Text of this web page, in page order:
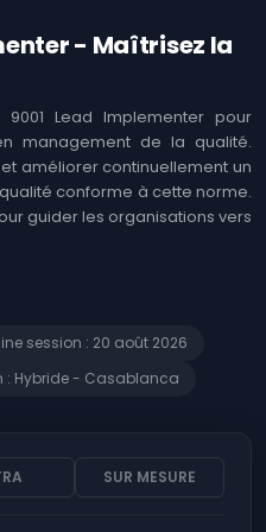
opportunités offertes
par l'Intelligence
Immersion en IA :
Techniques et Usages
L'art de prompter les
Intelligences
Microsoft 365 -
pour Microsoft Copilot
- Maîtrisez la
Lead Implementer pour
management de la qualité.
améliorer continuellement un
conforme à cette norme.
guider les organisations vers
session : 20 août 2026
: Hybride - Casablanca
SUR MESURE